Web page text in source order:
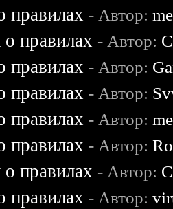
правилах - Автор:
правилах - Автор:
правилах - Автор:
правилах - Автор:
правилах - Автор:
правилах - Автор:
правилах - Автор:
правилах - Автор: